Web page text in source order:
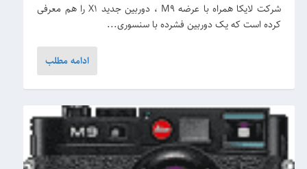
شرکت لایکا همراه با عرضه M9 ، دوربین جدید X1 را هم معرفی
کرده است که یک دوربین فشرده با سنسوری...
ادامه مطلب